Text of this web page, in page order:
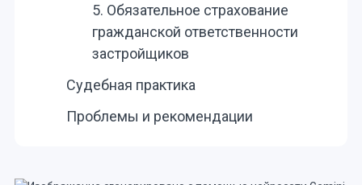
5. Обязательное страхование
гражданской ответственности
застройщиков
Судебная практика
Проблемы и рекомендации